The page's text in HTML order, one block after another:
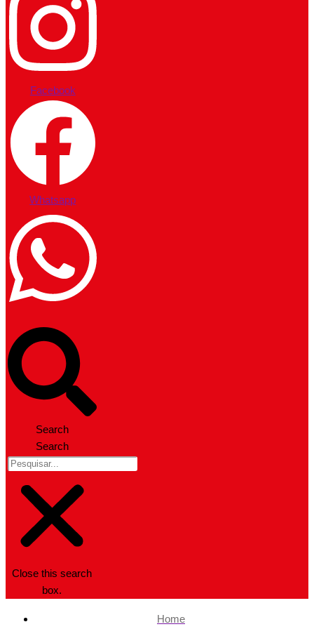
Facebook
Whatsapp
Search
Search
Close this search
box.
Home